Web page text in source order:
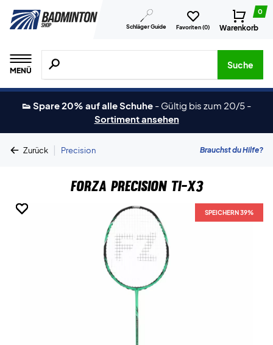
Schläger Guide Favoriten (0)
0
Warenkorb
MENÜ
Suche nach Produkten, Marken usw.
Suche
👟 Spare 20% auf alle Schuhe - Gültig bis zum 20/5 -
Sortiment ansehen
Zurück | Precision Brauchst du Hilfe?
Forza Precision TI-X3
SPEICHERN 39%
SPEICHERN 39%
SPEICHERN 39%
SPEICHERN 39%
SPEICHERN 39%
SPEICHERN 39%